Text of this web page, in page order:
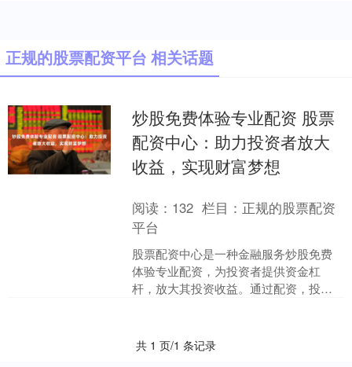
正规的股票配资平台 相关话题
炒股免费体验专业配资 股票
配资中心：助力投资者放大
收益，实现财富梦想
阅读： 132 栏目： 正规的股票配资
平台
股票配资中心是一种金融服务炒股免费
体验专业配资，为投资者提供资金杠
杆，放大其投资收益。通过配资，投资
共 1 页/1 条记录